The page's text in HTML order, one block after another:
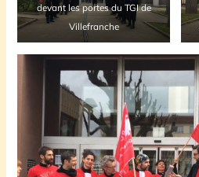
devant les portes du TGI de
Villefranche